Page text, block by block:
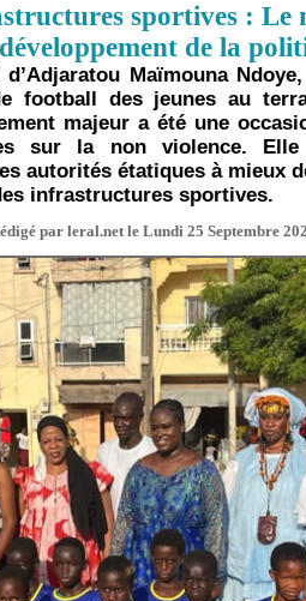
sportives : Le
de la
Maïmouna
football des jeunes au
majeur a été une
sur la non violence.
autorités étatiques à mieux
infrastructures sportives.
par leral.net le Lundi 25 Septembre